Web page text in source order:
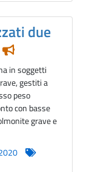
due
Notizia in
in soggetti
gestiti a
peso
con basse
grave e